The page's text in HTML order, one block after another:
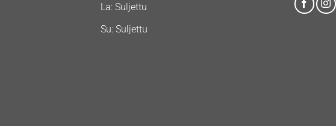
La: Suljettu
Su: Suljettu